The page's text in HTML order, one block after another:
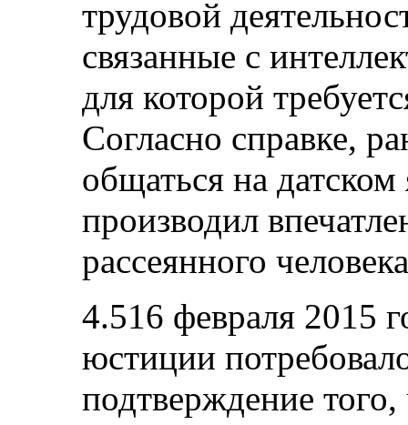
трудовой
связанные с
для которой
Согласно справке,
общаться на
производил
рассеянного
4.516 февраля 2015
юстиции
подтверждение того,